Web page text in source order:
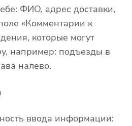
ФИО, адрес доставки,
«Комментарии к
которые могут
например: подъезды в
налево.
ввода информации: